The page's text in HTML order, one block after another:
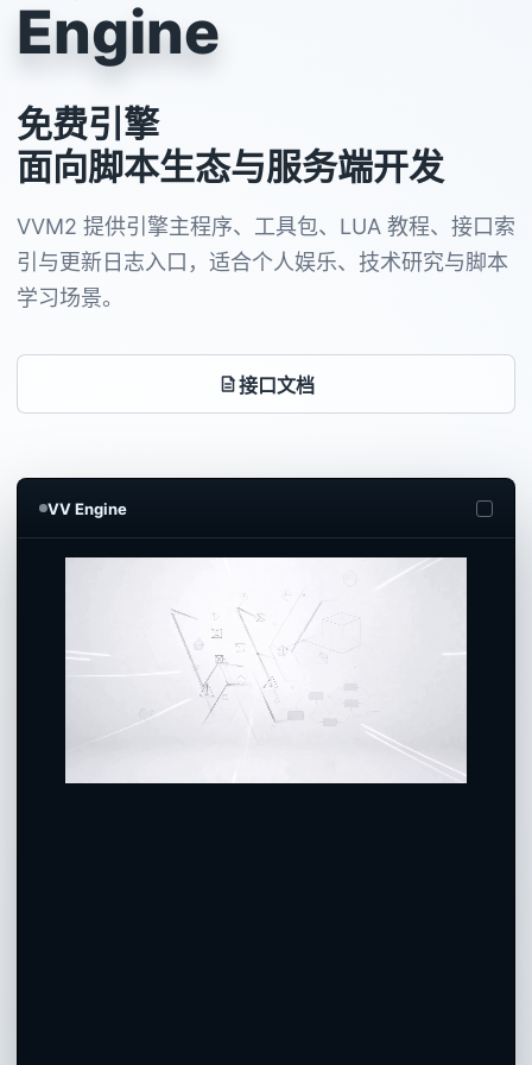
Engine
免费引擎
面向脚本生态与服务端开发
VVM2 提供引擎主程序、工具包、LUA 教程、接口索
引与更新日志入口，适合个人娱乐、技术研究与脚本
学习场景。
接口文档
VV Engine